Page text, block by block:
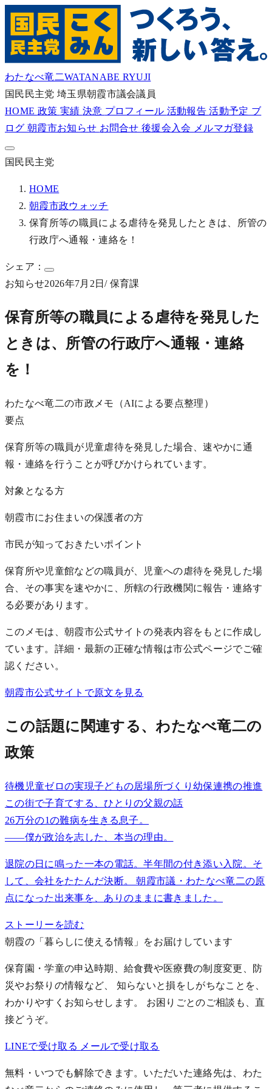
わたなべ竜二WATANABE RYUJI
国民民主党 埼玉県朝霞市議会議員
HOME 政策 実績 決意 プロフィール 活動報告活動予定 ブ
ログ 朝霞市お知らせ お問合せ後援会入会 メルマガ登録
国民民主党
HOME
朝霞市政ウォッチ
保育所等の職員による虐待を発見したときは、所管の
行政庁へ通報・連絡を！
シェア：
お知らせ2026年7月2日/ 保育課
保育所等の職員による虐待を発見した
ときは、所管の行政庁へ通報・連絡
を！
わたなべ竜二の市政メモ（AIによる要点整理）
要点
保育所等の職員が児童虐待を発見した場合、速やかに通
報・連絡を行うことが呼びかけられています。
対象となる方
朝霞市にお住まいの保護者の方
市民が知っておきたいポイント
保育所や児童館などの職員が、児童への虐待を発見した場
合、その事実を速やかに、所轄の行政機関に報告・連絡す
る必要があります。
このメモは、朝霞市公式サイトの発表内容をもとに作成し
ています。詳細・最新の正確な情報は市公式ページでご確
認ください。
朝霞市公式サイトで原文を見る
この話題に関連する、わたなべ竜二の
政策
待機児童ゼロの実現子どもの居場所づくり幼保連携の推進
この街で子育てする、ひとりの父親の話
26万分の1の難病を生きる息子。
——僕が政治を志した、本当の理由。
退院の日に鳴った一本の電話。半年間の付き添い入院。そ
して、会社をたたんだ決断。 朝霞市議・わたなべ竜二の原
点になった出来事を、ありのままに書きました。
ストーリーを読む
朝霞の「暮らしに使える情報」をお届けしています
保育園・学童の申込時期、給食費や医療費の制度変更、防
災やお祭りの情報など、 知らないと損をしがちなことを、
わかりやすくお知らせします。 お困りごとのご相談も、直
接どうぞ。
LINEで受け取る メールで受け取る
無料・いつでも解除できます。いただいた連絡先は、わた